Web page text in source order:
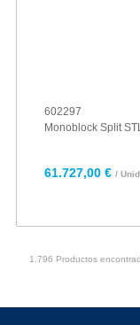
602297
Monoblock Split
61.727,00 € /
1.796 Productos